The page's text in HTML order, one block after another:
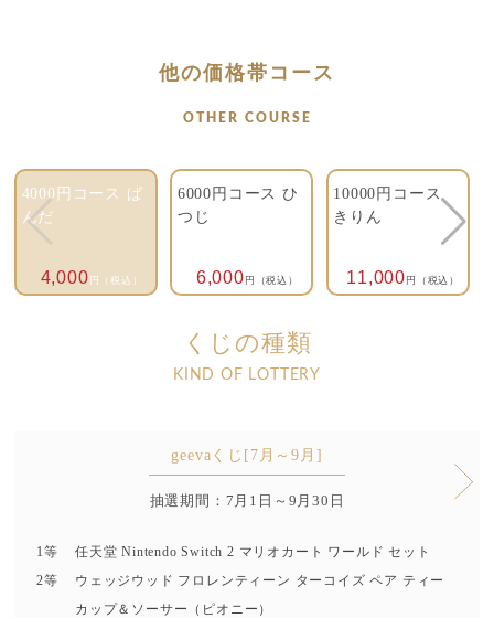
他の価格帯コース
OTHER COURSE
4000円コース ぱ
んだ
4,000 円（税込）
6000円コース ひ
つじ
6,000 円（税込）
10000円コース
きりん
11,000 円（税込）
くじの種類
KIND OF LOTTERY
geevaくじ[7月～9月]
抽選期間：7月1日～9月30日
1等
任天堂 Nintendo Switch 2 マリオカート ワールド セット
2等
ウェッジウッド フロレンティーン ターコイズ ペア ティー
カップ＆ソーサー（ピオニー）